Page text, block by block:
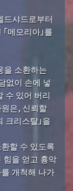
드샤드로부터
메모리아」를
을 소환하는
없이 손에 넣
수 있어 버리
은, 신뢰할
크리스탈」을
할 수 있도록
힘을 얻고 흉악
개척해 나가